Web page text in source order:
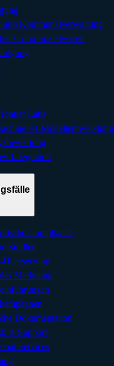
und Kommunalverwaltung
und Sozialwesen
Labs
KI-Modellentwicklung
Integration
Compliance
Studien
Übersetzung
Marketing
Dokumentation
& Support
Services